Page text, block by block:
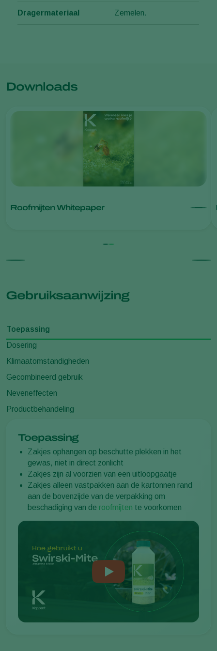
Dragermateriaal Zemelen.
Downloads
Roofmijten Whitepaper
Gebruiksaanwijzing
Toepassing
Dosering
Klimaatomstandigheden
Gecombineerd gebruik
Neveneffecten
Productbehandeling
Toepassing
Zakjes ophangen op beschutte plekken in het
gewas, niet in direct zonlicht
Zakjes zijn al voorzien van een uitloopgaatje
Zakjes alleen vastpakken aan de kartonnen rand
aan de bovenzijde van de verpakking om
beschadiging van de roofmijten te voorkomen